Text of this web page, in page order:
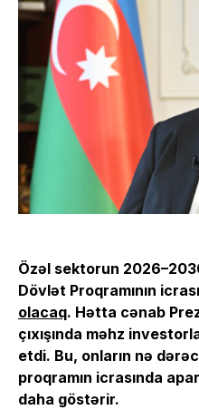
Özəl sektorun
Dövlət Proqramının
olacaq. Hətta cənab
çıxışında məhz
etdi. Bu, onların nə
proqramın icrasında
daha göstərir.